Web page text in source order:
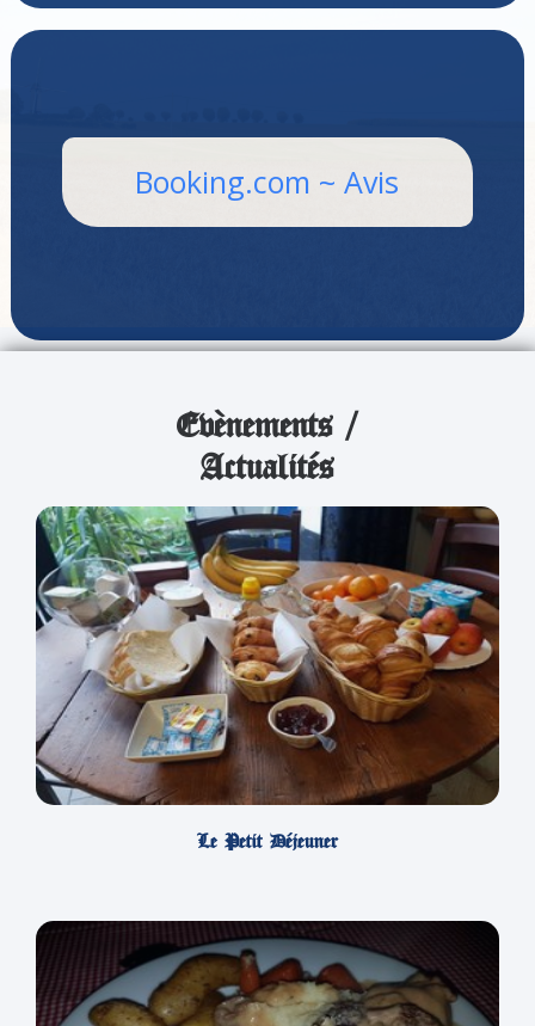
Booking.com ~ Avis
Evènements /
Actualités
Le Petit Déjeuner